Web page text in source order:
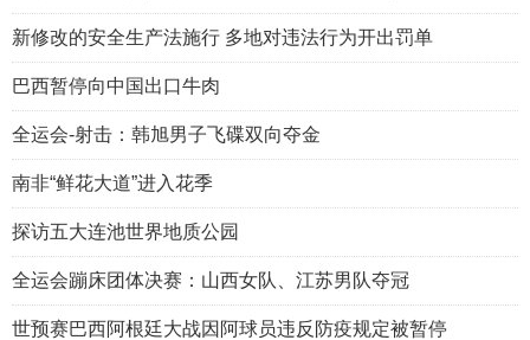
新修改的安全生产法施行 多地对违法行为开出罚单
巴西暂停向中国出口牛肉
全运会-射击：韩旭男子飞碟双向夺金
南非“鲜花大道”进入花季
探访五大连池世界地质公园
全运会蹦床团体决赛：山西女队、江苏男队夺冠
世预赛巴西阿根廷大战因阿球员违反防疫规定被暂停